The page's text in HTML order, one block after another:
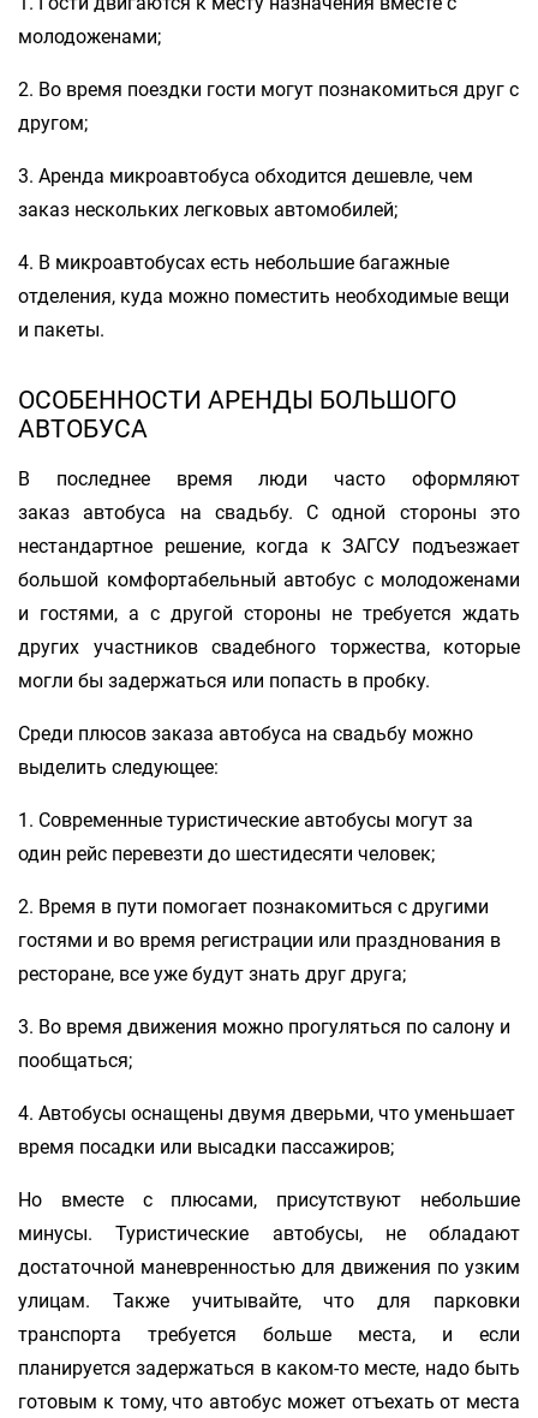
молодоженами;
2. Во время поездки гости могут познакомиться друг с
другом;
3. Аренда микроавтобуса обходится дешевле, чем
заказ нескольких легковых автомобилей;
4. В микроавтобусах есть небольшие багажные
отделения, куда можно поместить необходимые вещи
и пакеты.
ОСОБЕННОСТИ АРЕНДЫ БОЛЬШОГО
АВТОБУСА
В последнее время люди часто оформляют
заказ автобуса на свадьбу. С одной стороны это
нестандартное решение, когда к ЗАГСУ подъезжает
большой комфортабельный автобус с молодоженами
и гостями, а с другой стороны не требуется ждать
других участников свадебного торжества, которые
могли бы задержаться или попасть в пробку.
Среди плюсов заказа автобуса на свадьбу можно
выделить следующее:
1. Современные туристические автобусы могут за
один рейс перевезти до шестидесяти человек;
2. Время в пути помогает познакомиться с другими
гостями и во время регистрации или празднования в
ресторане, все уже будут знать друг друга;
3. Во время движения можно прогуляться по салону и
пообщаться;
4. Автобусы оснащены двумя дверьми, что уменьшает
время посадки или высадки пассажиров;
Но вместе с плюсами, присутствуют небольшие
минусы. Туристические автобусы, не обладают
достаточной маневренностью для движения по узким
улицам. Также учитывайте, что для парковки
транспорта требуется больше места, и если
планируется задержаться в каком-то месте, надо быть
готовым к тому, что автобус может отъехать от места